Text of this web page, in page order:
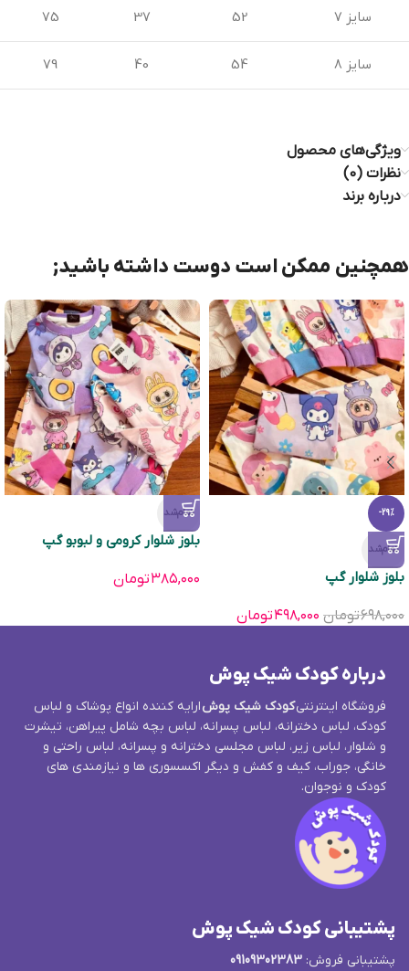
سایز 7 52
37
75
سایز 8 54
40
79
ویژگی‌های محصول
نظرات (0)
درباره برند
همچنین ممکن است دوست داشته باشید;
-29%
تمام‌شد
بلوز شلوار گپ
۶۹۸,۰۰۰تومان ۴۹۸,۰۰۰تومان
تمام‌شد
بلوز شلوار کرومی و لبوبو گپ
۳۸۵,۰۰۰تومان
درباره کودک شیک پوش
فروشگاه اینترنتیکودک شیک پوشارایه کننده انواع پوشاک و لباس
کودک، لباس دخترانه، لباس پسرانه، لباس بچه شامل پیراهن، تیشرت
و شلوار، لباس زیر، لباس مجلسی دخترانه و پسرانه، لباس راحتی و
خانگی، جوراب، کیف و کفش و دیگر اکسسوری ها و نیازمندی های
کودک و نوجوان.
پشتیبانی کودک شیک پوش
پشتیبانی فروش: 09109302383